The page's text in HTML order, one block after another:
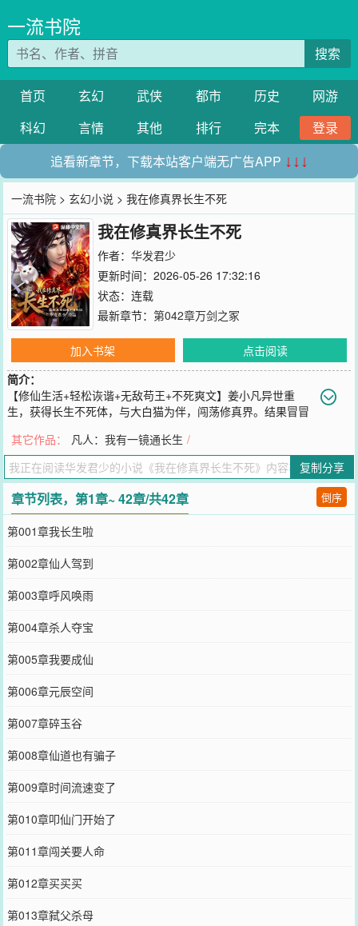
一流书院
搜索
首页 玄幻 武侠 都市 历史
网游
科幻
言情 其他 排行 完本
登录
追看新章节，下载本站客户端无广告APP ↓↓↓
一流书院 >玄幻小说 > 我在修真界长生不死
我在修真界长生不死
作者： 华发君少
更新时间：2026-05-26 17:32:16
状态：连载
最新章节： 第042章万剑之冢
加入书架
点击阅读
简介：
【修仙生活+轻松诙谐+无敌苟王+不死爽文】姜小凡异世重
生，获得长生不死体，与大白猫为伴，闯荡修真界。结果冒冒
千年后，元婴期的老怪被天劫劈死了。一万年后，化神期的圣地老祖
飞升失败，嘎了。十万年后，姜小凡大摇大摆的走出来，发现当年随
手在灵田内种下的灵药幼苗，已经成了妖界至尊。“前辈！求您收我为
徒！”“我好像，只是一个金丹小修不是？”看着跪了一地的灵界大佬
们，姜小凡陷入沉思：“我只是想苟活着，怎么就苟灭大道，苟成万古
第一了呢？”
您要是觉得《我在修真界长生不死
和微博微信里的朋友推荐哦！
其它作品： 凡人：我有一镜通长生 /
复制分享
章节列表，第1章~ 42章/共42章 倒序
第001章我长生啦
第002章仙人驾到
第003章呼风唤雨
第004章杀人夺宝
第005章我要成仙
第006章元辰空间
第007章碎玉谷
第008章仙道也有骗子
第009章时间流速变了
第010章叩仙门开始了
第011章闯关要人命
第012章买买买
第013章弑父杀母